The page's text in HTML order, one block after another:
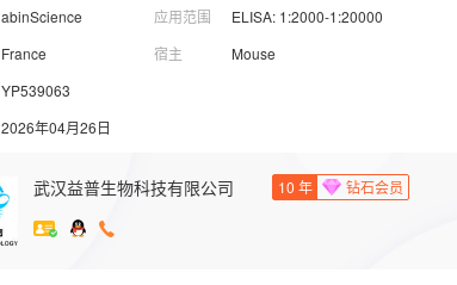
abinScience
France
YP539063
2026年04月26日
应用范围
ELISA: 1:2000-1:20000
宿主
Mouse
武汉益普生物科技有限公司 10 年 钻石会员